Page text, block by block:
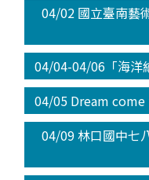
04/02 國立臺南藝
04/04-04/06「海洋
04/05 Dream
04/09 林口國中七